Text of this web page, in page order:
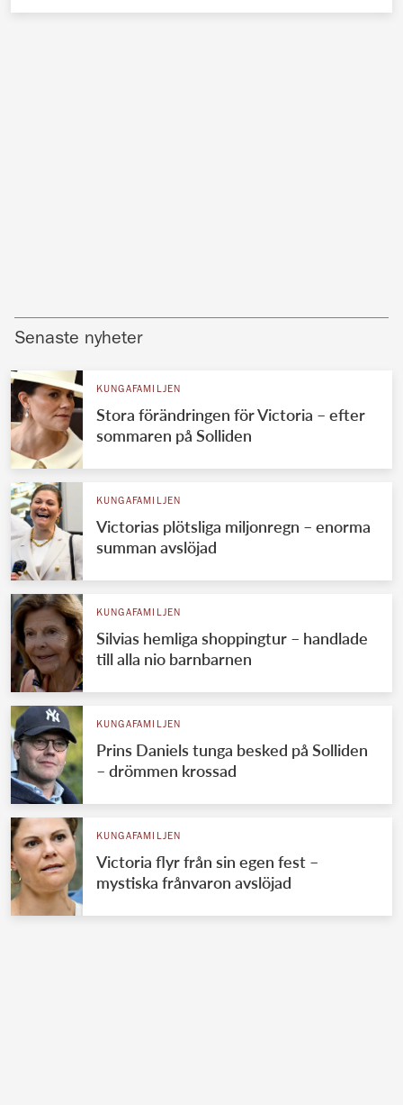
Senaste nyheter
KUNGAFAMILJEN
Stora förändringen för Victoria – efter
sommaren på Solliden
KUNGAFAMILJEN
Victorias plötsliga miljonregn – enorma
summan avslöjad
KUNGAFAMILJEN
Silvias hemliga shoppingtur – handlade
till alla nio barnbarnen
KUNGAFAMILJEN
Prins Daniels tunga besked på Solliden
– drömmen krossad
KUNGAFAMILJEN
Victoria flyr från sin egen fest –
mystiska frånvaron avslöjad